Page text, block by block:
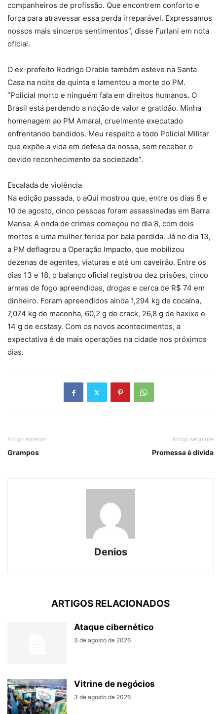
companheiros de profissão. Que encontrem conforto e
força para atravessar essa perda irreparável. Expressamos
nossos mais sinceros sentimentos”, disse Furlani em nota
oficial.
O ex-prefeito Rodrigo Drable também esteve na Santa
Casa na noite de quinta e lamentou a morte do PM.
“Policial morto e ninguém fala em direitos humanos. O
Brasil está perdendo a noção de valor e gratidão. Minha
homenagem ao PM Amaral, cruelmente executado
enfrentando bandidos. Meu respeito a todo Policial Militar
que expõe a vida em defesa da nossa, sem receber o
devido reconhecimento da sociedade”.
Escalada de violência
Na edição passada, o aQui mostrou que, entre os dias 8 e
10 de agosto, cinco pessoas foram assassinadas em Barra
Mansa. A onda de crimes começou no dia 8, com dois
mortos e uma mulher ferida por bala perdida. Já no dia 13,
a PM deflagrou a Operação Impacto, que mobilizou
dezenas de agentes, viaturas e até um caveirão. Entre os
dias 13 e 18, o balanço oficial registrou dez prisões, cinco
armas de fogo apreendidas, drogas e cerca de R$ 74 em
dinheiro. Foram apreendidos ainda 1,294 kg de cocaína,
7,074 kg de maconha, 60,2 g de crack, 26,8 g de haxixe e
14 g de ecstasy. Com os novos acontecimentos, a
expectativa é de mais operações na cidade nos próximos
dias.
Artigo anterior
Grampos
Artigo seguinte
Promessa é divida
Denios
ARTIGOS RELACIONADOS
Ataque cibernético
3 de agosto de 2026
Vitrine de negócios
3 de agosto de 2026